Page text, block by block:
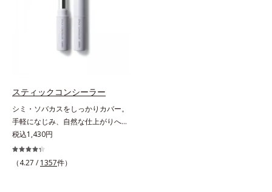
液成分を87％配合。大気汚染物質バ
リア成分(*)もプラスして、乾燥やダ
メージから肌を守ります。くすみが
ちな大人の肌を、血色感のある肌に
けます。* ホウケイ酸(Ca、Na)、酸
化銀
スティックコンシーラー
シミ・ソバカスをしっかりカバー。
手軽になじみ、自然な仕上がりへ。
スルスルとのびて、肌に溶け込むよ
うになじみ、ピタッと密着。しっか
りとカバーしつつ、透明感を高める
税込1,430円
（4.27 / 1357件）